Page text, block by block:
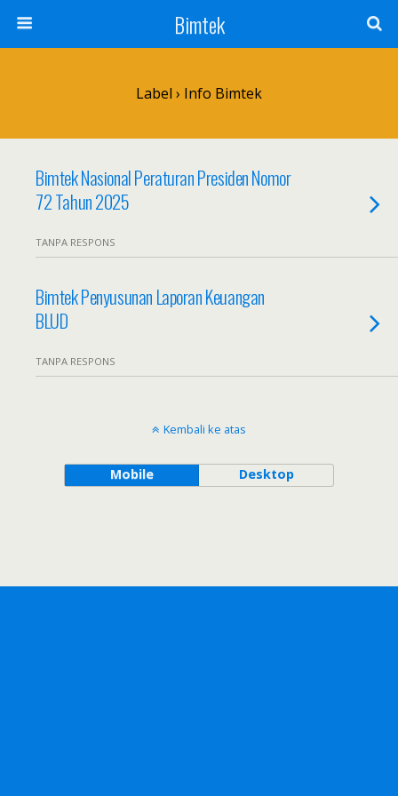
Bimtek
Label › Info Bimtek
Bimtek Nasional Peraturan Presiden Nomor
72 Tahun 2025
TANPA RESPONS
Bimtek Penyusunan Laporan Keuangan
BLUD
TANPA RESPONS
Kembali ke atas
Mobile Desktop